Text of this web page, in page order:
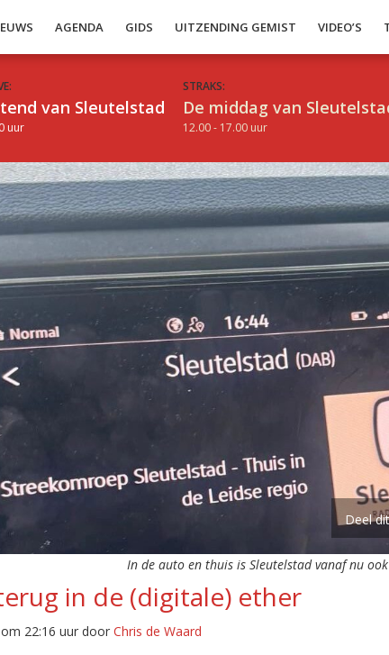
AGENDA GIDS UITZENDING GEMIST VIDEO’S
van Sleutelstad
uur
STRAKS:
De middag van
12.00 - 17.00 uur
Deel
In de auto en thuis is Sleutelstad vanaf nu
in de (digitale) ether
22:16 uur door Chris de Waard